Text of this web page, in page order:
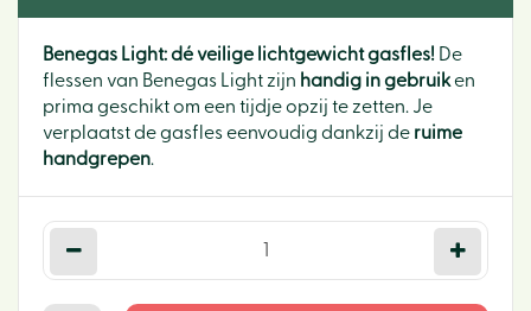
Benegas Light: dé veilige lichtgewicht gasfles! De
flessen van Benegas Light zijn handig in gebruiken
prima geschikt om een tijdje opzij te zetten. Je
verplaatst de gasfles eenvoudig dankzij de ruime
handgrepen.